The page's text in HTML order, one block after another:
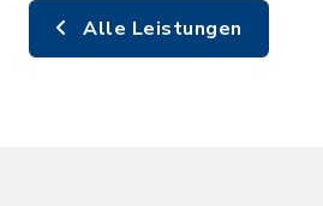
Alle Leistungen